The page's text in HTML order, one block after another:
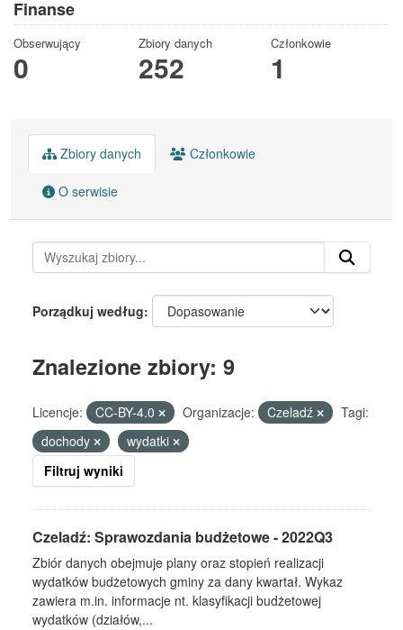
Finanse
Obserwujący
0
Zbiory danych
252
Członkowie
1
Zbiory danych Członkowie
O serwisie
Porządkuj według
Znalezione zbiory: 9
Licencje: CC-BY-4.0 Organizacje: Czeladź
Tagi:
dochody
wydatki
Filtruj wyniki
Czeladź: Sprawozdania budżetowe - 2022Q3
Zbiór danych obejmuje plany oraz stopień realizacji
wydatków budżetowych gminy za dany kwartał. Wykaz
zawiera m.in. informacje nt. klasyfikacji budżetowej
wydatków (działów,...